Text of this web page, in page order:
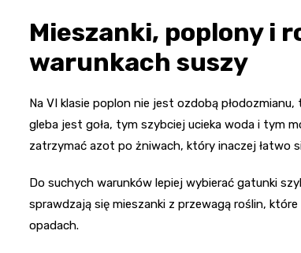
Mieszanki, poplony i
warunkach suszy
Na VI klasie poplon nie jest ozdobą
gleba jest goła, tym szybciej ucieka woda i tym
zatrzymać azot po żniwach, który inaczej łatwo
Do suchych warunków lepiej wybierać gatunki
sprawdzają się mieszanki z przewagą roślin,
opadach.